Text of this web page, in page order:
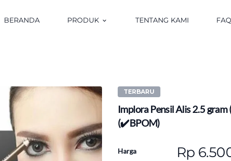
BERANDA PRODUK keyboard_arrow_down TENTANG KAMI FAQ
TERBARU
Implora Pensil Alis 2.5 gram
(✔️BPOM)
Harga Rp